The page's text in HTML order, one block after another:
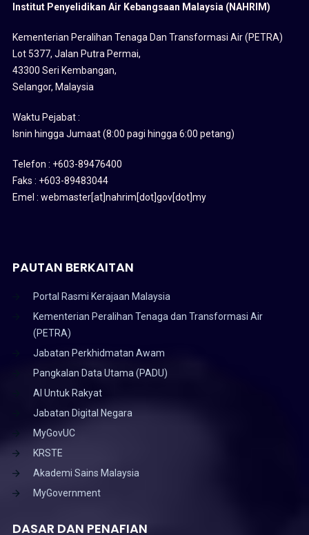
Institut Penyelidikan Air Kebangsaan Malaysia (NAHRIM)
Kementerian Peralihan Tenaga Dan Transformasi Air (PETRA)
Lot 5377, Jalan Putra Permai,
43300 Seri Kembangan,
Selangor, Malaysia
Waktu Pejabat :
Isnin hingga Jumaat (8:00 pagi hingga 6:00 petang)
Telefon : +603-89476400
Faks : +603-89483044
Emel : webmaster[at]nahrim[dot]gov[dot]my
PAUTAN BERKAITAN
Portal Rasmi Kerajaan Malaysia
Kementerian Peralihan Tenaga dan Transformasi Air
(PETRA)
Jabatan Perkhidmatan Awam
Pangkalan Data Utama (PADU)
AI Untuk Rakyat
Jabatan Digital Negara
MyGovUC
KRSTE
Akademi Sains Malaysia
MyGovernment
DASAR DAN PENAFIAN